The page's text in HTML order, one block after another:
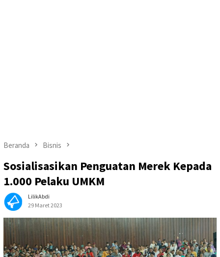
Beranda Bisnis
Sosialisasikan Penguatan Merek Kepada
1.000 Pelaku UMKM
LilikAbdi
29 Maret 2023